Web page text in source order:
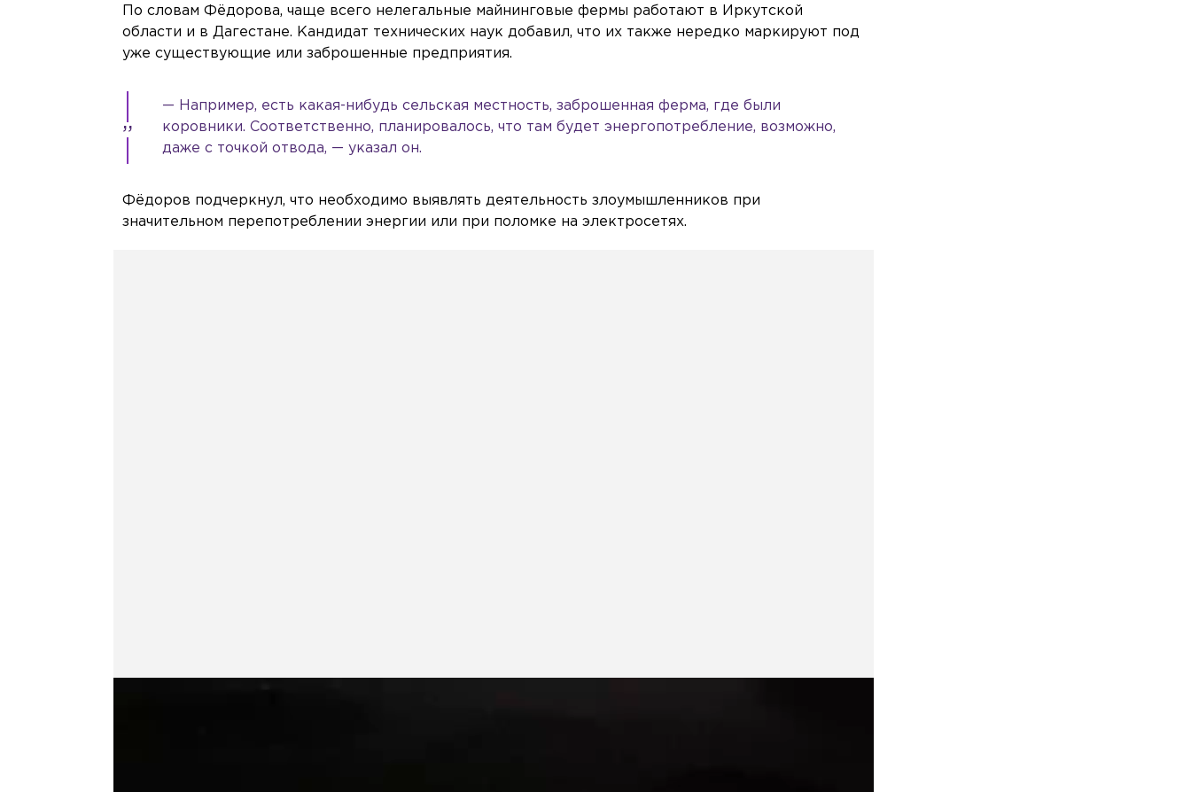
По словам Фёдорова, чаще всего нелегальные майнинговые фермы работают в Иркутской
области и в Дагестане. Кандидат технических наук добавил, что их также нередко маркируют под
уже существующие или заброшенные предприятия.
— Например, есть какая-нибудь сельская местность, заброшенная ферма, где были
коровники. Соответственно, планировалось, что там будет энергопотребление, возможно,
даже с точкой отвода, — указал он.
Фёдоров подчеркнул, что необходимо выявлять деятельность злоумышленников при
значительном перепотреблении энергии или при поломке на электросетях.